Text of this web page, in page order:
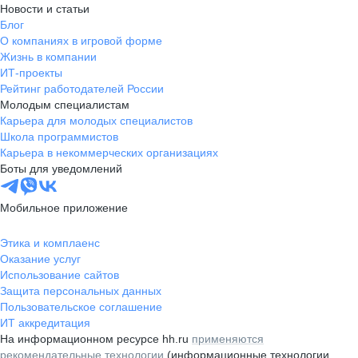
Новости и статьи
Блог
О компаниях в игровой форме
Жизнь в компании
ИТ-проекты
Рейтинг работодателей России
Молодым специалистам
Карьера для молодых специалистов
Школа программистов
Карьера в некоммерческих организациях
Боты для уведомлений
Мобильное приложение
Этика и комплаенс
Оказание услуг
Использование сайтов
Защита персональных данных
Пользовательское соглашение
ИТ аккредитация
На информационном ресурсе hh.ru применяются
рекомендательные технологии (информационные технологии